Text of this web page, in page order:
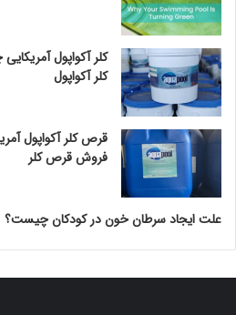
کلر آکواپول
کلر آکواپول
قرص کلر آکواپول
فروش قرص کلر
علت ایجاد سرطان خون در کودکان چیست؟